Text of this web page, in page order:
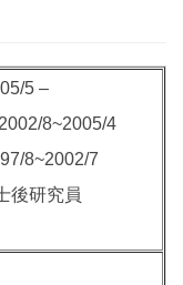
5 –
8~2005/4
8~2002/7
後研究員